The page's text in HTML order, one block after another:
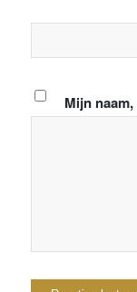
Mijn
browser